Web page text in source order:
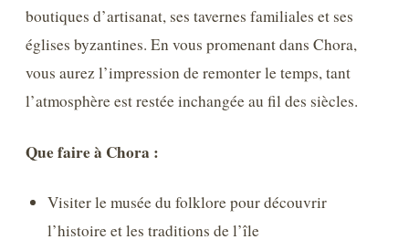
boutiques d’artisanat, ses tavernes familiales et ses
églises byzantines. En vous promenant dans Chora,
vous aurez l’impression de remonter le temps, tant
l’atmosphère est restée inchangée au fil des siècles.
Que faire à Chora :
Visiter le musée du folklore pour découvrir
l’histoire et les traditions de l’île